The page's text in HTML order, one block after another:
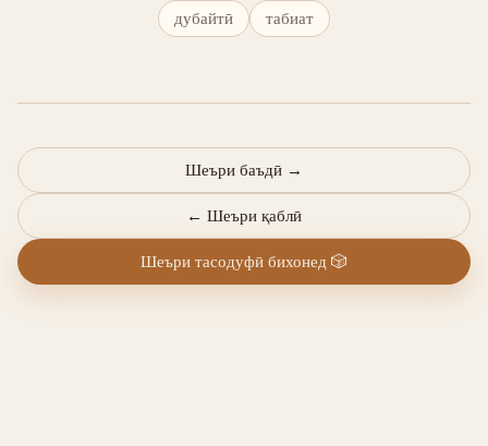
дубайтӣ табиат
← Шеъри қаблӣ
Шеъри баъдӣ →
Шеъри тасодуфӣ бихонед 🎲